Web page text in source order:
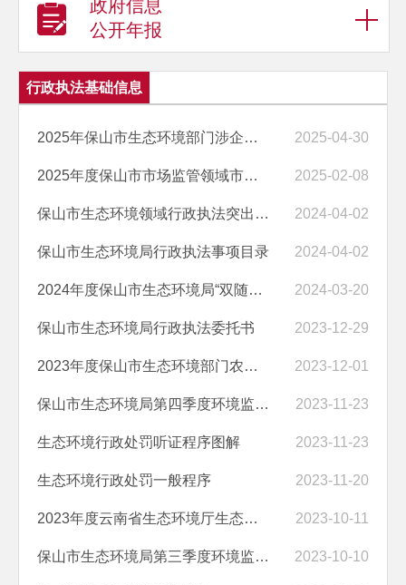
政府信息
公开年报
行政执法基础信息
2025年保山市生态环境部门涉企行政检查事项清单 2025-04-30
2025年度保山市市场监管领域市级部门“双随机、一公开”抽查工作计划 2025-02-08
保山市生态环境领域行政执法突出问题清单 2024-04-02
保山市生态环境局行政执法事项目录 2024-04-02
2024年度保山市生态环境局“双随机、一公开”抽查工作计划（5项） 2024-03-20
保山市生态环境局行政执法委托书 2023-12-29
2023年度保山市生态环境部门农村生态环境保护情况监督检查“双随机、一... 2023-12-01
保山市生态环境局第四季度环境监察双随机抽查结果公开表 2023-11-23
生态环境行政处罚听证程序图解 2023-11-23
生态环境行政处罚一般程序 2023-11-20
2023年度云南省生态环境厅生态环境监测机构监督检查“双随机、一公开”... 2023-10-11
保山市生态环境局第三季度环境监察双随机抽查结果公开表 2023-10-10